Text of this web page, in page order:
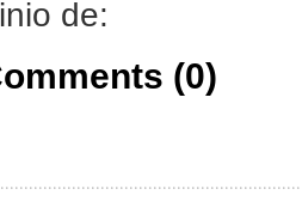
de:
(0)